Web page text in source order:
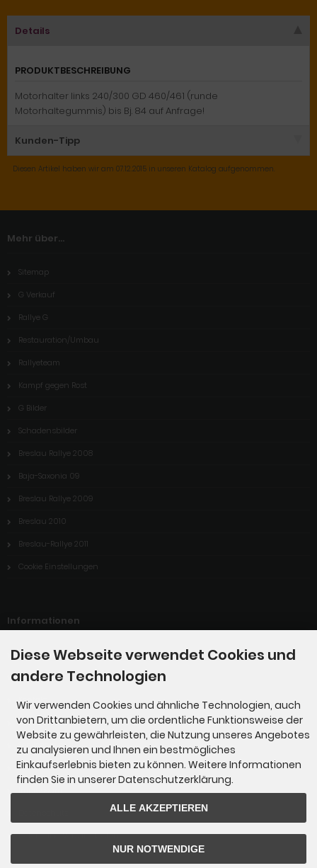
Details
PRODUKTBESCHREIBUNG
Motorhalter links 240/300 GD 460/461 (runde
Motorhaltegummis) bis Bj. 84 auf Anfrage!
Kunden-Tipp
Diesen Artikel haben wir am 07.12.2015 in unseren Katalog aufgenommen.
Mehr über...
Sitemap
G Verkauf
Rallye G
Restauration/Umbau
Rallyeteam
Kampf gegen Rost
G Bilder
Schadensbilder
Breslau Rallye 2008
Baja-Saxonia 09
Breslau Rallye 2009
Breslau 2010
Breslau-Rallye 2011
Cookie Einstellungen
Informationen
Willkommen bei der G-Manufaktur
Links
Kontakt
Unsere AGBs
Servicepreise
Wir über uns !!!
Liefer- und Versandkosten
Diese Webseite verwendet Cookies und
andere Technologien
Wir verwenden Cookies und ähnliche Technologien, auch
von Drittanbietern, um die ordentliche Funktionsweise der
Website zu gewährleisten, die Nutzung unseres Angebotes
zu analysieren und Ihnen ein bestmögliches
Einkaufserlebnis bieten zu können. Weitere Informationen
finden Sie in unserer Datenschutzerklärung.
ALLE AKZEPTIEREN
NUR NOTWENDIGE